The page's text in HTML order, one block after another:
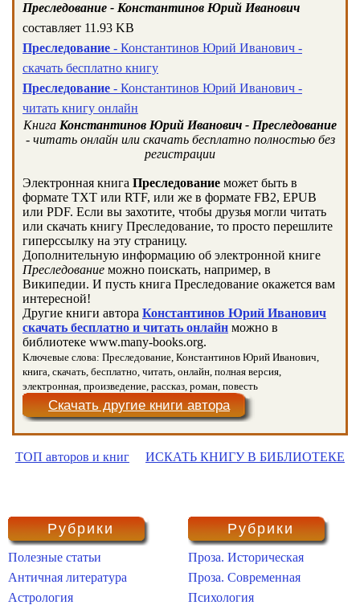
Преследование - Константинов Юрий Иванович
составляет 11.93 KB
Преследование - Константинов Юрий Иванович -
скачать бесплатно книгу
Преследование - Константинов Юрий Иванович -
читать книгу онлайн
Книга Константинов Юрий Иванович - Преследование
- читать онлайн или скачать бесплатно полностью без
регистрации
Электронная книга Преследование может быть в
формате TXT или RTF, или же в формате FB2, EPUB
или PDF. Если вы захотите, чтобы друзья могли читать
или скачать книгу Преследование, то просто перешлите
гиперссылку на эту страницу.
Дополнительную информацию об электронной книге
Преследование можно поискать, например, в
Википедии. И пусть книга Преследование окажется вам
интересной!
Другие книги автора Константинов Юрий Иванович
скачать бесплатно и читать онлайн можно в
библиотеке www.many-books.org.
Ключевые слова: Преследование, Константинов Юрий Иванович,
книга, скачать, бесплатно, читать, онлайн, полная версия,
электронная, произведение, рассказ, роман, повесть
Скачать другие книги автора
ТОП авторов и книг ИСКАТЬ КНИГУ В БИБЛИОТЕКЕ
Рубрики
Полезные статьи
Античная литература
Астрология
Рубрики
Проза. Историческая
Проза. Современная
Психология